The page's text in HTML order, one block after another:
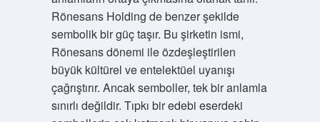
Rönesans Holding de benzer şekilde
sembolik bir güç taşır. Bu şirketin ismi,
Rönesans dönemi ile özdeşleştirilen
büyük kültürel ve entelektüel uyanışı
çağrıştırır. Ancak semboller, tek bir anlamla
sınırlı değildir. Tıpkı bir edebi eserdeki